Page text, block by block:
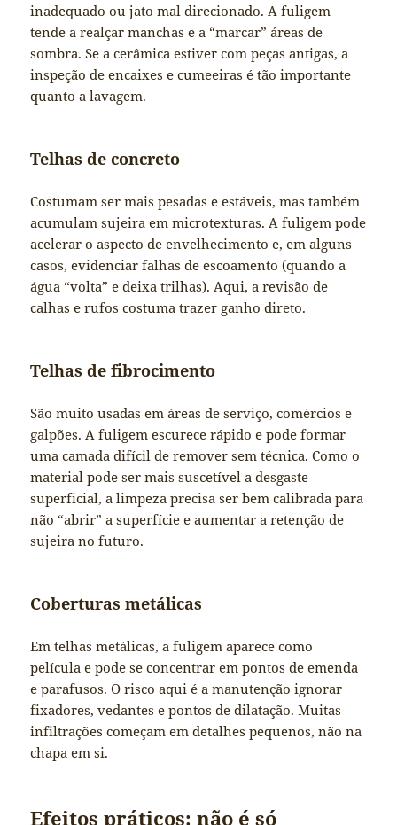
inadequado ou jato mal direcionado. A fuligem
tende a realçar manchas e a “marcar” áreas de
sombra. Se a cerâmica estiver com peças antigas, a
inspeção de encaixes e cumeeiras é tão importante
quanto a lavagem.
Telhas de concreto
Costumam ser mais pesadas e estáveis, mas também
acumulam sujeira em microtexturas. A fuligem pode
acelerar o aspecto de envelhecimento e, em alguns
casos, evidenciar falhas de escoamento (quando a
água “volta” e deixa trilhas). Aqui, a revisão de
calhas e rufos costuma trazer ganho direto.
Telhas de fibrocimento
São muito usadas em áreas de serviço, comércios e
galpões. A fuligem escurece rápido e pode formar
uma camada difícil de remover sem técnica. Como o
material pode ser mais suscetível a desgaste
superficial, a limpeza precisa ser bem calibrada para
não “abrir” a superfície e aumentar a retenção de
sujeira no futuro.
Coberturas metálicas
Em telhas metálicas, a fuligem aparece como
película e pode se concentrar em pontos de emenda
e parafusos. O risco aqui é a manutenção ignorar
fixadores, vedantes e pontos de dilatação. Muitas
infiltrações começam em detalhes pequenos, não na
chapa em si.
Efeitos práticos: não é só